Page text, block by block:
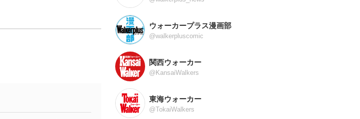
ウォーカープラス漫画部
@walkerpluscomic
関西ウォーカー
@KansaiWalkers
東海ウォーカー
@TokaiWalkers